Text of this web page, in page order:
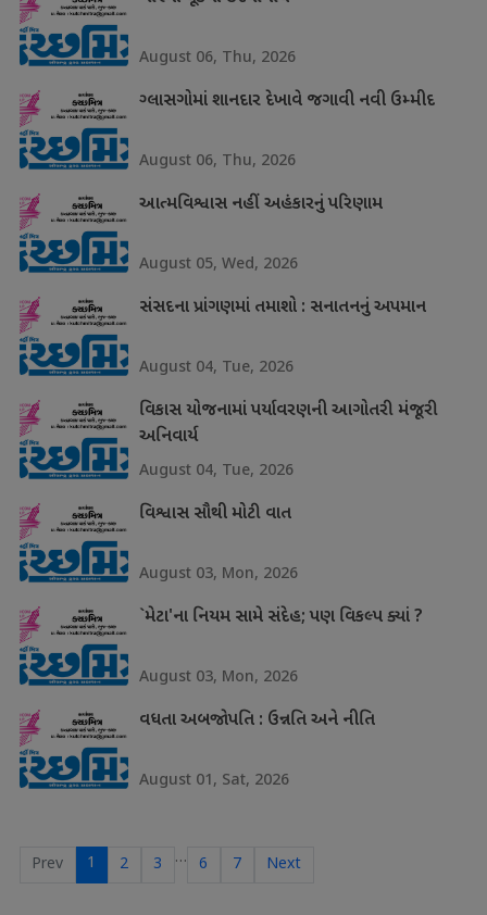
August 06, Thu, 2026
ગ્લાસગોમાં શાનદાર દેખાવે જગાવી નવી ઉમ્મીદ
August 06, Thu, 2026
આત્મવિશ્વાસ નહીં અહંકારનું પરિણામ
August 05, Wed, 2026
સંસદના પ્રાંગણમાં તમાશો : સનાતનનું અપમાન
August 04, Tue, 2026
વિકાસ યોજનામાં પર્યાવરણની આગોતરી મંજૂરી
અનિવાર્ય
August 04, Tue, 2026
વિશ્વાસ સૌથી મોટી વાત
August 03, Mon, 2026
`મેટા'ના નિયમ સામે સંદેહ; પણ વિકલ્પ ક્યાં ?
August 03, Mon, 2026
વધતા અબજોપતિ : ઉન્નતિ અને નીતિ
August 01, Sat, 2026
Prev 1 2 3 … 6 7 Next